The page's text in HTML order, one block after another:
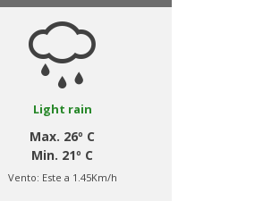
Light rain
Max. 26º C
Min. 21º C
Vento: Este a 1.45Km/h